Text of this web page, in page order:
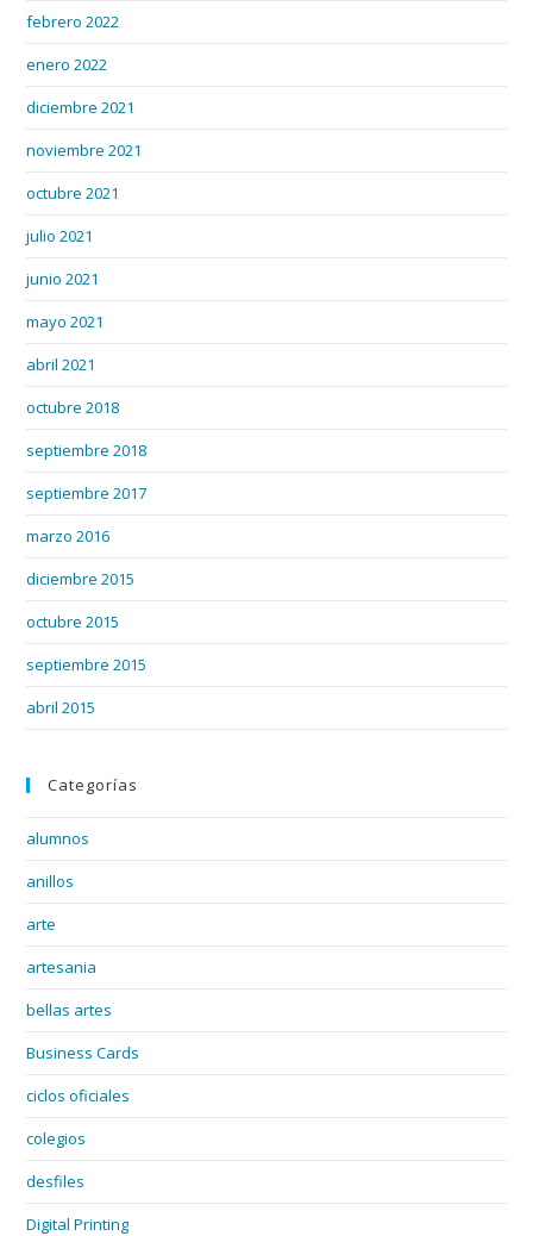
febrero 2022
enero 2022
diciembre 2021
noviembre 2021
octubre 2021
julio 2021
junio 2021
mayo 2021
abril 2021
octubre 2018
septiembre 2018
septiembre 2017
marzo 2016
diciembre 2015
octubre 2015
septiembre 2015
abril 2015
Categorías
alumnos
anillos
arte
artesania
bellas artes
Business Cards
ciclos oficiales
colegios
desfiles
Digital Printing